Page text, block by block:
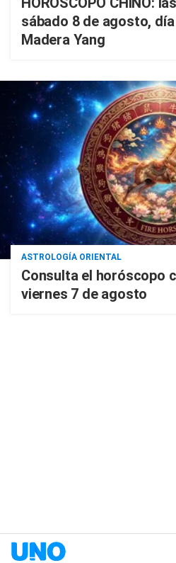
sábado 8 de agosto,
Madera Yang
ASTROLOGÍA ORIENTAL
Consulta el horóscopo
viernes 7 de agosto